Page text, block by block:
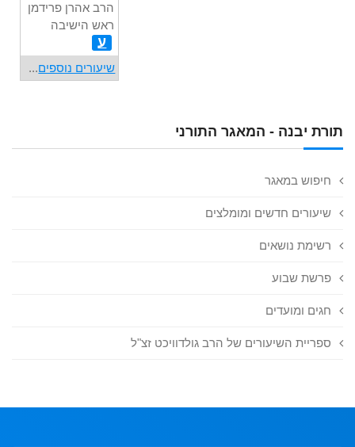
תורת יבנה - המאגר התורני
חיפוש במאגר
שיעורים חדשים ומומלצים
רשימת נושאים
פרשת שבוע
חגים ומועדים
ספריית השיעורים של הרב גולדוויכט זצ"ל
הרב אהרן פרידמן
ראש הישיבה
ע
שיעורים נוספים...